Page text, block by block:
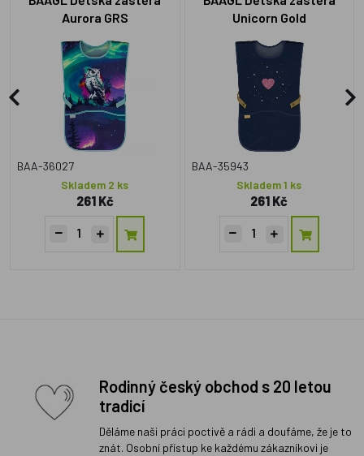
Aurora GRS
BAA-36027
Skladem 2 ks
261 Kč
Unicorn Gold
BAA-35943
Skladem 1 ks
261 Kč
Rodinný český obchod s 20 letou
tradicí
Děláme naši práci poctivě a rádi a doufáme, že je to
znát. Osobní přístup ke každému zákazníkovi je